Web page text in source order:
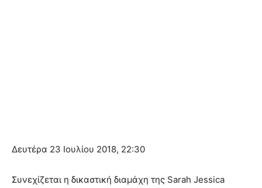
Δευτέρα 23 Ιουλίου 2018, 22:30
Συνεχίζεται η δικαστική διαμάχη της Sarah Jessica